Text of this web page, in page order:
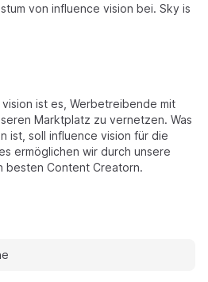
von influence vision bei. Sky is
ist es, Werbetreibende mit
Marktplatz zu vernetzen. Was
ist, soll influence vision für die
ermöglichen wir durch unsere
besten Content Creatorn.